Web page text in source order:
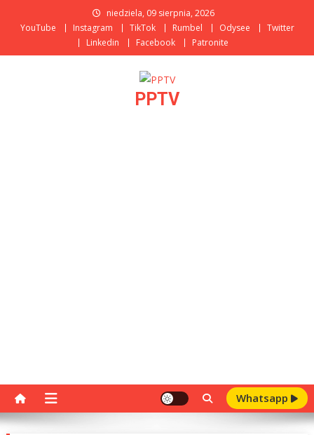
niedziela, 09 sierpnia, 2026
YouTube
Instagram TikTok Rumbel Odysee
Twitter
Linkedin
Facebook Patronite
PPTV
Whatsapp